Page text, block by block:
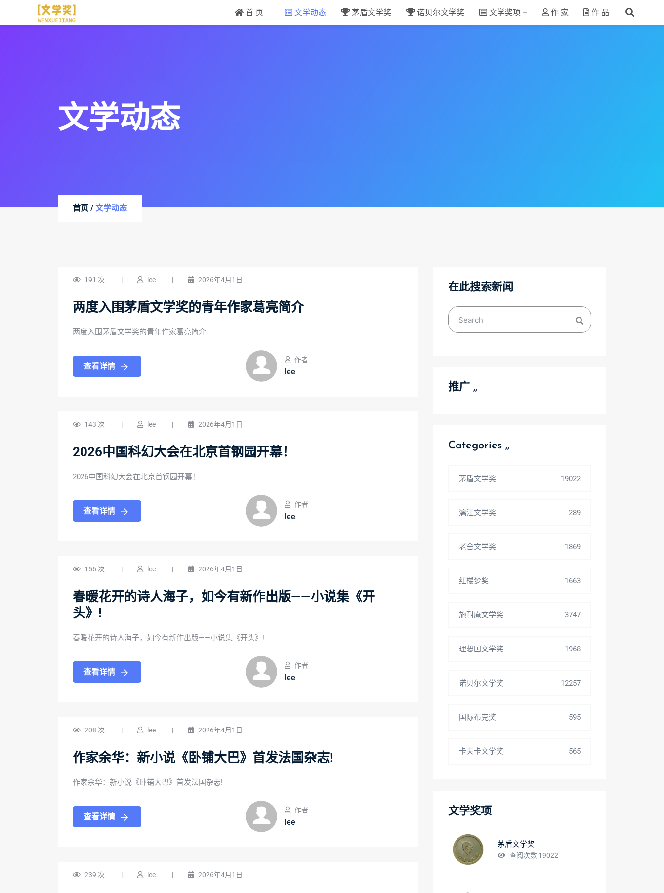
首 页 文学动态 茅盾文学奖 诺贝尔文学奖 文学奖项 作 家 作 品
文学动态
首页 / 文学动态
191 次 | lee | 2026年4月1日
两度入围茅盾文学奖的青年作家葛亮简介
两度入围茅盾文学奖的青年作家葛亮简介
查看详情
作者
lee
143 次 | lee | 2026年4月1日
2026中国科幻大会在北京首钢园开幕！
2026中国科幻大会在北京首钢园开幕！
查看详情
作者
lee
156 次 | lee | 2026年4月1日
春暖花开的诗人海子，如今有新作出版——小说集《开
头》!
春暖花开的诗人海子，如今有新作出版——小说集《开头》!
查看详情
作者
lee
208 次 | lee | 2026年4月1日
作家余华：新小说《卧铺大巴》首发法国杂志!
作家余华：新小说《卧铺大巴》首发法国杂志!
查看详情
作者
lee
239 次 | lee | 2026年4月1日
在此搜索新闻
推广 ,,
Categories ,,
茅盾文学奖 19022
漓江文学奖 289
老舍文学奖 1869
红楼梦奖 1663
施耐庵文学奖 3747
理想国文学奖 1968
诺贝尔文学奖 12257
国际布克奖 595
卡夫卡文学奖 565
文学奖项
茅盾文学奖
查阅次数 19022